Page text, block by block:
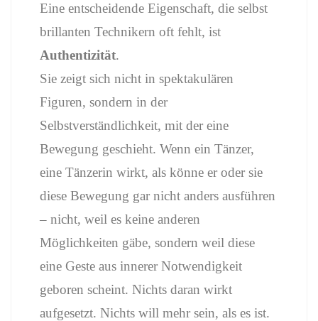
Eine entscheidende Eigenschaft, die selbst
brillanten Technikern oft fehlt, ist
Authentizität.
Sie zeigt sich nicht in spektakulären
Figuren, sondern in der
Selbstverständlichkeit, mit der eine
Bewegung geschieht. Wenn ein Tänzer,
eine Tänzerin wirkt, als könne er oder sie
diese Bewegung gar nicht anders ausführen
– nicht, weil es keine anderen
Möglichkeiten gäbe, sondern weil diese
eine Geste aus innerer Notwendigkeit
geboren scheint. Nichts daran wirkt
aufgesetzt. Nichts will mehr sein, als es ist.